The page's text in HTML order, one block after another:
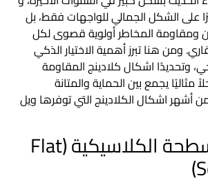
على الشكل الجمالي للواجهات فقط، بل
ومقاومة المخاطر أولوية قصوى لكل
ومن هنا تبرز أهمية الاختيار الذكي
وتحديدًا اشكال كلادينجالمقاومة
مثاليًا يجمع بين الحماية والمتانة
أشهر اشكال الكلادينج التي توفرها ويل
الألواح المسطحة الكلاسيكية (Flat